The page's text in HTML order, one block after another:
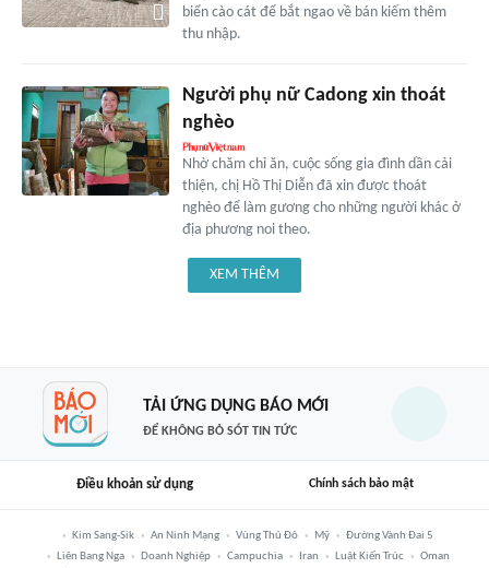
biển cào cát để bắt ngao về bán kiếm thêm
thu nhập.
Người phụ nữ Cadong xin thoát
nghèo
Nhờ chăm chỉ ăn, cuộc sống gia đình dần cải
thiện, chị Hồ Thị Diễn đã xin được thoát
nghèo để làm gương cho những người khác ở
địa phương noi theo.
XEM THÊM
TẢI ỨNG DỤNG BÁO MỚI
ĐỂ KHÔNG BỎ SÓT TIN TỨC
Điều khoản sử dụng Chính sách bảo mật
Kim Sang-Sik An Ninh Mạng Vùng Thủ Đô Mỹ
Đường Vành Đai 5
Liên Bang Nga
Doanh Nghiệp Campuchia Iran Luật Kiến Trúc
Oman